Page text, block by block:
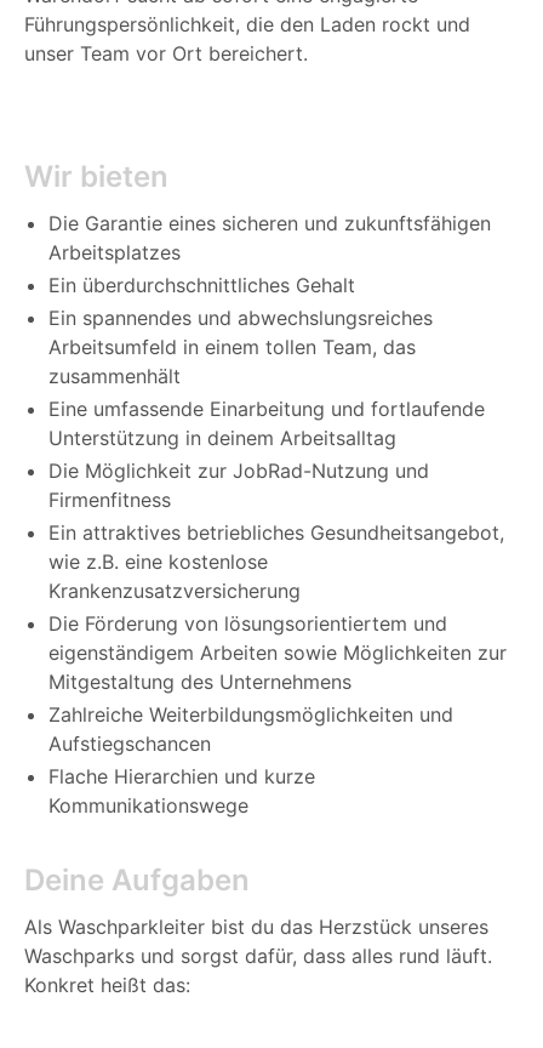
Führungspersönlichkeit, die den Laden rockt und
unser Team vor Ort bereichert.
Wir bieten
Die Garantie eines sicheren und zukunftsfähigen
Arbeitsplatzes
Ein überdurchschnittliches Gehalt
Ein spannendes und abwechslungsreiches
Arbeitsumfeld in einem tollen Team, das
zusammenhält
Eine umfassende Einarbeitung und fortlaufende
Unterstützung in deinem Arbeitsalltag
Die Möglichkeit zur JobRad-Nutzung und
Firmenfitness
Ein attraktives betriebliches Gesundheitsangebot,
wie z.B. eine kostenlose
Krankenzusatzversicherung
Die Förderung von lösungsorientiertem und
eigenständigem Arbeiten sowie Möglichkeiten zur
Mitgestaltung des Unternehmens
Zahlreiche Weiterbildungsmöglichkeiten und
Aufstiegschancen
Flache Hierarchien und kurze
Kommunikationswege
Deine Aufgaben
Als Waschparkleiter bist du das Herzstück unseres
Waschparks und sorgst dafür, dass alles rund läuft.
Konkret heißt das: